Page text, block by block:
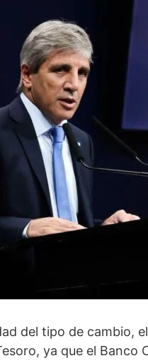
del tipo de cambio,
ya que el Banco